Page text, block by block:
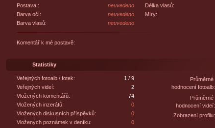
Postava::
neuvedeno
Barva očí:
neuvedeno
Barva vlasů:
neuvedeno
Délka vlasů:
Míry:
Komentář k mé postavě:
Statistiky
Veřejných fotoalb / fotek:
1 / 9
Veřejných videí:
2
Vložených komentářů:
74
Vložených inzerátů:
0
Vložených diskusních příspěvků:
0
Vložených poznámek v deníku:
0
Průměrné
hodnocení fotoalb:
Průměrné
hodnocení videí:
Zobrazení profilu: